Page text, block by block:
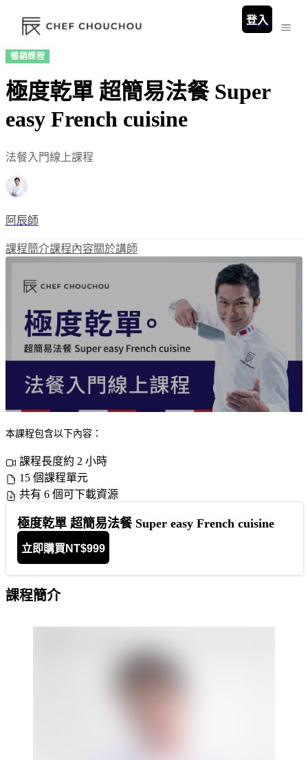
登入
暢銷課程
極度乾單 超簡易法餐 Super
easy French cuisine
法餐入門線上課程
阿辰師
課程簡介課程內容關於講師
本課程包含以下內容：
課程長度約 2 小時
15 個課程單元
共有 6 個可下載資源
極度乾單 超簡易法餐 Super easy French cuisine
立即購買 NT$999
課程簡介